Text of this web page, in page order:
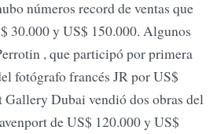
números record de ventas que
30.000 y US$ 150.000. Algunos
, que participó por primera
fotógrafo francés JR por US$
Gallery Dubai vendió dos obras del
de US$ 120.000 y US$